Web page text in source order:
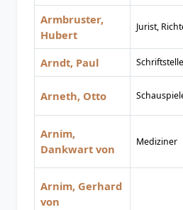
Armbruster,
Hubert
Jurist,
Arndt, Paul
Arneth, Otto
Arnim,
Dankwart von
Mediziner
Arnim, Gerhard
von